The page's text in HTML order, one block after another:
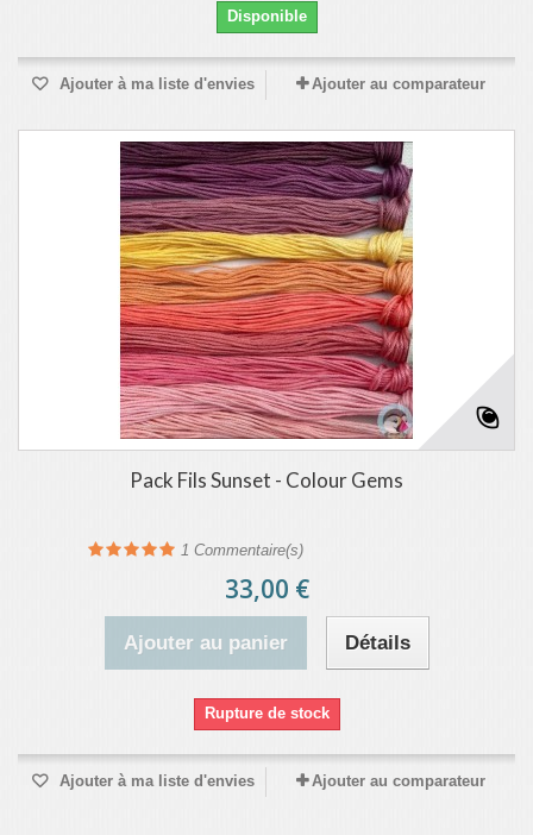
Disponible
Ajouter à ma liste d'envies Ajouter au comparateur
Pack Fils Sunset - Colour Gems
1 Commentaire(s)
33,00 €
Ajouter au panier Détails
Rupture de stock
Ajouter à ma liste d'envies Ajouter au comparateur